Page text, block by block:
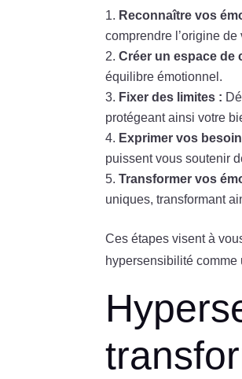
Reconnaître vos
comprendre l’origine de
Créer un espace de
équilibre émotionnel.
Fixer des limites :
protégeant ainsi votre
Exprimer vos
puissent vous soutenir
Transformer vos
uniques, transformant
Ces étapes visent à
hypersensibilité